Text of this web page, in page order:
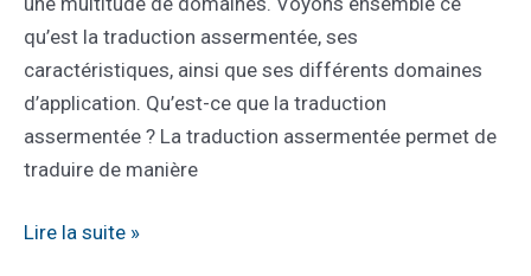
qu’est la traduction assermentée, ses
caractéristiques, ainsi que ses différents domaines
d’application. Qu’est-ce que la traduction
assermentée ? La traduction assermentée permet de
traduire de manière
Dans
Lire la suite »